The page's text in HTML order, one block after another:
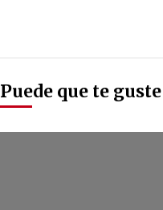
Puede que te guste